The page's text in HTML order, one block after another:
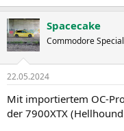
Spacecake
Commodore Special
22.05.2024
Mit importiertem OC-
der 7900XTX